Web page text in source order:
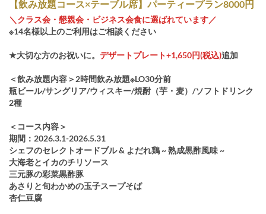
【飲み放題コース×テーブル席】パーティープラン8000円
＼クラス会・懇親会・ビジネス会食に選ばれています／
※14名様以上のご利用はご相談ください
★大切な方のお祝いに。 デザートプレート+1,650円(税込)追加
＜飲み放題内容＞2時間飲み放題※LO30分前
瓶ビール/サングリア/ウィスキー/焼酎（芋・麦）/ソフトドリンク
2種
＜コース内容＞
期間：2026.3.1-2026.5.31
シェフのセレクトオードブル & よだれ鶏 ~ 熟成黒酢風味 ~
大海老とイカのチリソース
三元豚の彩菜黒酢豚
あさりと旬わかめの玉子スープそば
杏仁豆腐